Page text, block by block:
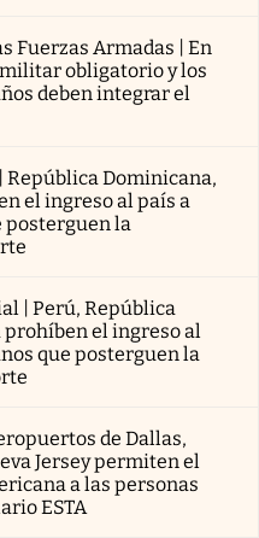
Fuerzas Armadas | En
obligatorio y los
deben integrar el
República Dominicana,
el ingreso al país a
posterguen la
| Perú, República
el ingreso al
que posterguen la
de Dallas,
Jersey permiten el
a las personas
ESTA